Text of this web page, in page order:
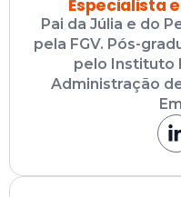
Especialista
Pai da Júlia e do
pela FGV. Pós-
pelo Instituto
Administração